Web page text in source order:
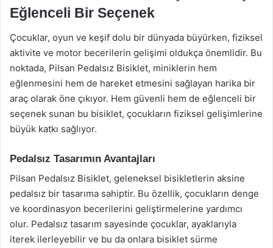
Eğlenceli Bir Seçenek
Çocuklar, oyun ve keşif dolu bir dünyada büyürken, fiziksel
aktivite ve motor becerilerin gelişimi oldukça önemlidir. Bu
noktada, Pilsan Pedalsız Bisiklet, miniklerin hem
eğlenmesini hem de hareket etmesini sağlayan harika bir
araç olarak öne çıkıyor. Hem güvenli hem de eğlenceli bir
seçenek sunan bu bisiklet, çocukların fiziksel gelişimlerine
büyük katkı sağlıyor.
Pedalsız Tasarımın Avantajları
Pilsan Pedalsız Bisiklet, geleneksel bisikletlerin aksine
pedalsız bir tasarıma sahiptir. Bu özellik, çocukların denge
ve koordinasyon becerilerini geliştirmelerine yardımcı
olur. Pedalsız tasarım sayesinde çocuklar, ayaklarıyla
iterek ilerleyebilir ve bu da onlara bisiklet sürme